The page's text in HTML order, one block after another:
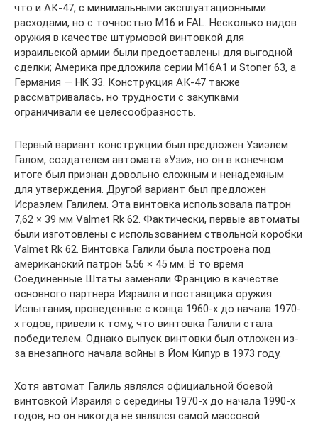
что и АК-47, с минимальными эксплуатационными
расходами, но с точностью M16 и FAL. Несколько видов
оружия в качестве штурмовой винтовкой для
израильской армии были предоставлены для выгодной
сделки; Америка предложила серии M16A1 и Stoner 63, а
Германия — HK 33. Конструкция АК-47 также
рассматривалась, но трудности с закупками
ограничивали ее целесообразность.
Первый вариант конструкции был предложен Узиэлем
Галом, создателем автомата «Узи», но он в конечном
итоге был признан довольно сложным и ненадежным
для утверждения. Другой вариант был предложен
Исраэлем Галилем. Эта винтовка использовала патрон
7,62 × 39 мм Valmet Rk 62. Фактически, первые автоматы
были изготовлены с использованием ствольной коробки
Valmet Rk 62. Винтовка Галили была построена под
американский патрон 5,56 × 45 мм. В то время
Соединенные Штаты заменяли Францию ​​в качестве
основного партнера Израиля и поставщика оружия.
Испытания, проведенные с конца 1960-х до начала 1970-
х годов, привели к тому, что винтовка Галили стала
победителем. Однако выпуск винтовки был отложен из-
за внезапного начала войны в Йом Кипур в 1973 году.
Хотя автомат Галиль являлся официальной боевой
винтовкой Израиля с середины 1970-х до начала 1990-х
годов, но он никогда не являлся самой массовой